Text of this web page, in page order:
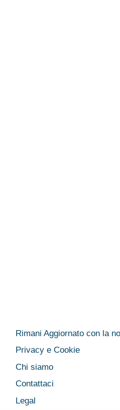
Rimani Aggiornato con la
Privacy e Cookie
Chi siamo
Contattaci
Legal